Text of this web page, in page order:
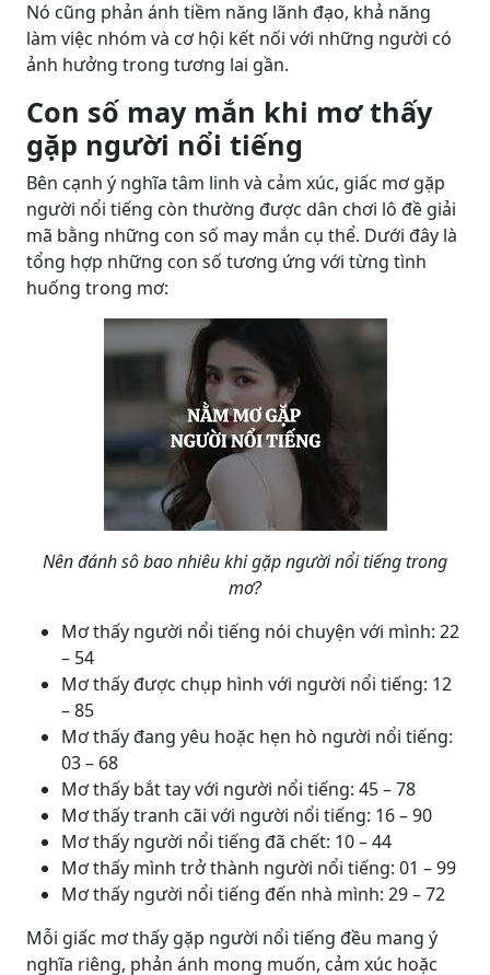
Nó cũng phản ánh tiềm năng lãnh đạo, khả năng
làm việc nhóm và cơ hội kết nối với những người có
ảnh hưởng trong tương lai gần.
Con số may mắn khi mơ thấy
gặp người nổi tiếng
Bên cạnh ý nghĩa tâm linh và cảm xúc, giấc mơ gặp
người nổi tiếng còn thường được dân chơi lô đề giải
mã bằng những con số may mắn cụ thể. Dưới đây là
tổng hợp những con số tương ứng với từng tình
huống trong mơ:
Nên đánh sô bao nhiêu khi gặp người nổi tiếng trong
mơ?
Mơ thấy người nổi tiếng nói chuyện với mình: 22
– 54
Mơ thấy được chụp hình với người nổi tiếng: 12
– 85
Mơ thấy đang yêu hoặc hẹn hò người nổi tiếng:
03 – 68
Mơ thấy bắt tay với người nổi tiếng: 45 – 78
Mơ thấy tranh cãi với người nổi tiếng: 16 – 90
Mơ thấy người nổi tiếng đã chết: 10 – 44
Mơ thấy mình trở thành người nổi tiếng: 01 – 99
Mơ thấy người nổi tiếng đến nhà mình: 29 – 72
Mỗi giấc mơ thấy gặp người nổi tiếng đều mang ý
nghĩa riêng, phản ánh mong muốn, cảm xúc hoặc